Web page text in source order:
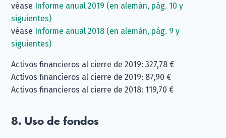
véase Informe anual 2019 (en alemán, pág. 10 y
siguientes)
véase Informe anual 2018 (en alemán, pág. 9 y
siguientes)
Activos financieros al cierre de 2019: 327,78 €
Activos financieros al cierre de 2019: 87,90 €
Activos financieros al cierre de 2018: 119,70 €
8. Uso de fondos